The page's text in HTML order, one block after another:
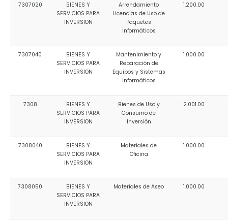
7307020
BIENES Y
SERVICIOS PARA
INVERSION
Arrendamiento
Licencias de Uso de
Paquetes
Informáticos
1.200.00
7307040
BIENES Y
SERVICIOS PARA
INVERSION
Mantenimiento y
Reparación de
Equipos y Sistemas
Informáticos
1.000.00
7308
BIENES Y
SERVICIOS PARA
INVERSION
Bienes de Uso y
Consumo de
Inversión
2.001.00
7308040
BIENES Y
SERVICIOS PARA
INVERSION
Materiales de
Oficina
1.000.00
7308050
BIENES Y
SERVICIOS PARA
INVERSION
Materiales de Aseo 1.000.00